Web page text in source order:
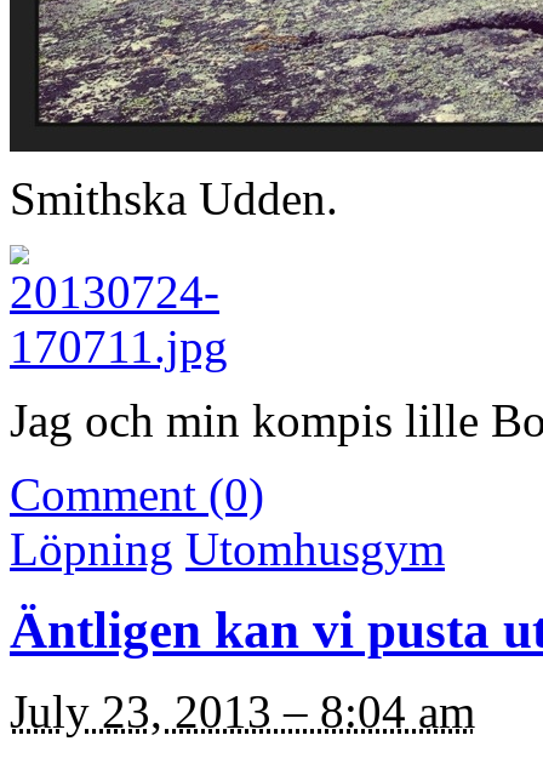
Smithska Udden.
Jag och min kompis lille
Comment (0)
Löpning Utomhusgym
Äntligen kan vi pusta
July 23, 2013 – 8:04 am